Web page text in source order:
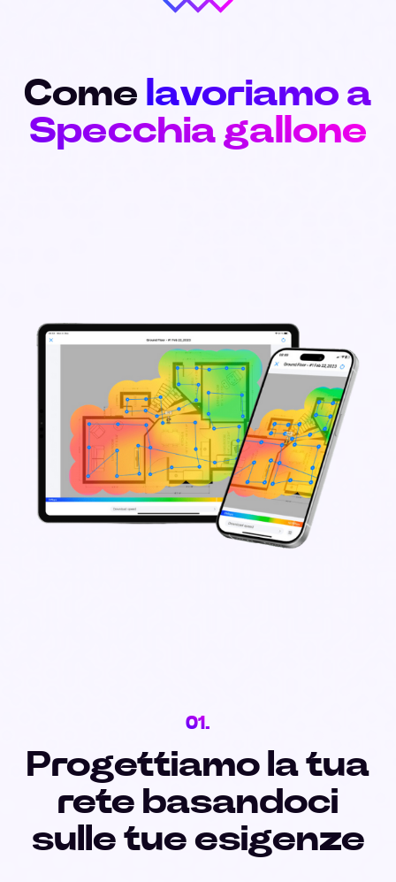
Come lavoriamo a
Specchia gallone
01.
Progettiamo la tua
rete basandoci
sulle tue esigenze